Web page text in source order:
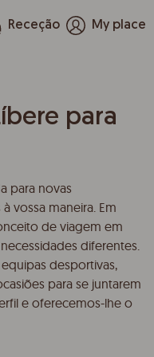
Receção My place
para
para novas
vossa maneira. Em
de viagem em
diferentes.
desportivas,
para se juntarem
e oferecemos-lhe o